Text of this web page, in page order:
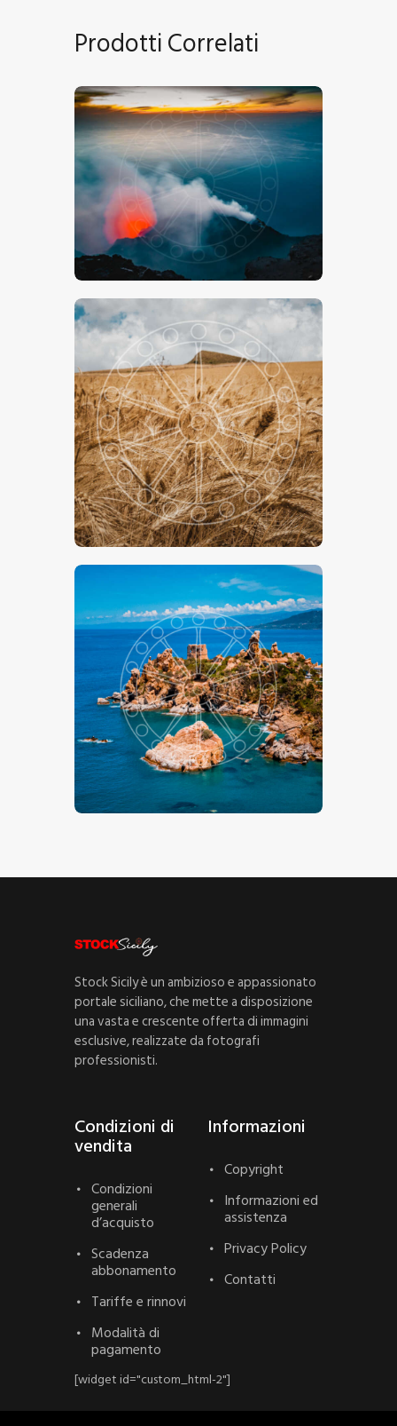
Prodotti Correlati
Iddu, Stromboli
€15.00- € 24 .00
Il Grano Siciliano
€15.00-€24.00
Kalura , Cefalù
€15.00 24
Stock Sicily è un ambizioso e appassionato
portale siciliano, che mette a disposizione
una vasta e crescente offerta di immagini
esclusive, realizzate da fotografi
professionisti.
Condizioni di
vendita
Condizioni
generali
d’acquisto
Scadenza
abbonamento
Tariffe e rinnovi
Modalità di
pagamento
Informazioni
Copyright
Informazioni ed
assistenza
Privacy Policy
Contatti
[widget id="custom_html-2"]